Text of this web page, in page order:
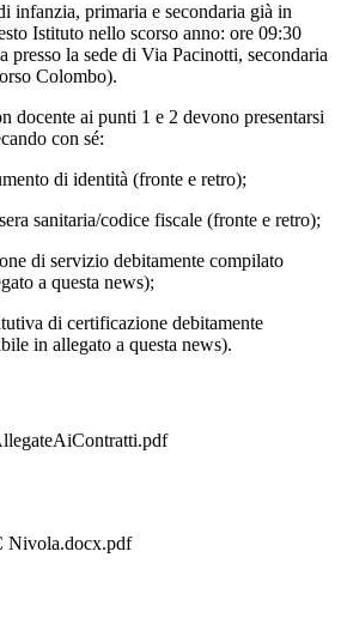
infanzia, primaria e secondaria già in
Istituto nello scorso anno: ore 09:30
presso la sede di Via Pacinotti, secondaria
Colombo).
docente ai punti 1 e 2 devono presentarsi
con sé:
di identità (fronte e retro);
sanitaria/codice fiscale (fronte e retro);
di servizio debitamente compilato
a questa news);
di certificazione debitamente
in allegato a questa news).
Nivola.docx.pdf